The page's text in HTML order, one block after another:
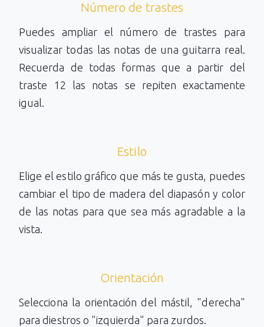
Número de trastes
Puedes ampliar el número de trastes para
visualizar todas las notas de una guitarra real.
Recuerda de todas formas que a partir del
traste 12 las notas se repiten exactamente
igual.
Estilo
Elige el estilo gráfico que más te gusta, puedes
cambiar el tipo de madera del diapasón y color
de las notas para que sea más agradable a la
vista.
Orientación
Selecciona la orientación del mástil, "derecha"
para diestros o "izquierda" para zurdos.